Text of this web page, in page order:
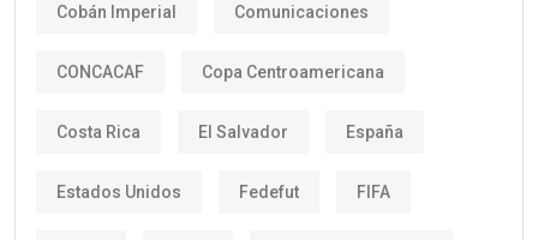
Cobán Imperial Comunicaciones
CONCACAF Copa Centroamericana
Costa Rica El Salvador España
Estados Unidos Fedefut FIFA